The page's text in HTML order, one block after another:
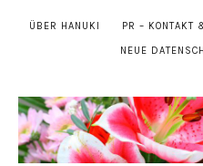
ÜBER HANUKI PR – KONTAKT
NEUE